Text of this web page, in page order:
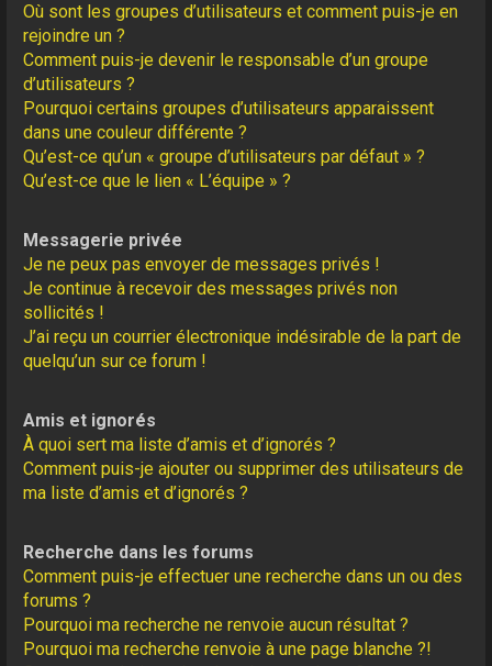
Où sont les groupes d’utilisateurs et comment puis-je en
rejoindre un ?
Comment puis-je devenir le responsable d’un groupe
d’utilisateurs ?
Pourquoi certains groupes d’utilisateurs apparaissent
dans une couleur différente ?
Qu’est-ce qu’un « groupe d’utilisateurs par défaut » ?
Qu’est-ce que le lien « L’équipe » ?
Messagerie privée
Je ne peux pas envoyer de messages privés !
Je continue à recevoir des messages privés non
sollicités !
J’ai reçu un courrier électronique indésirable de la part de
quelqu’un sur ce forum !
Amis et ignorés
À quoi sert ma liste d’amis et d’ignorés ?
Comment puis-je ajouter ou supprimer des utilisateurs de
ma liste d’amis et d’ignorés ?
Recherche dans les forums
Comment puis-je effectuer une recherche dans un ou des
forums ?
Pourquoi ma recherche ne renvoie aucun résultat ?
Pourquoi ma recherche renvoie à une page blanche ?!